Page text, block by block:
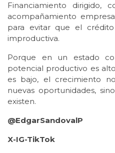
Financiamiento dirigido,
acompañamiento
para evitar que el
improductiva.
Porque en un estado
potencial productivo es
es bajo, el crecimiento
nuevas oportunidades,
existen.
@EdgarSandovalP
X-IG-TikTok